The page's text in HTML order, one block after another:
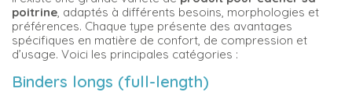
poitrine , adaptés à différents besoins, morphologies et
préférences. Chaque type présente des avantages
spécifiques en matière de confort, de compression et
d’usage. Voici les principales catégories :
Binders longs (full-length)